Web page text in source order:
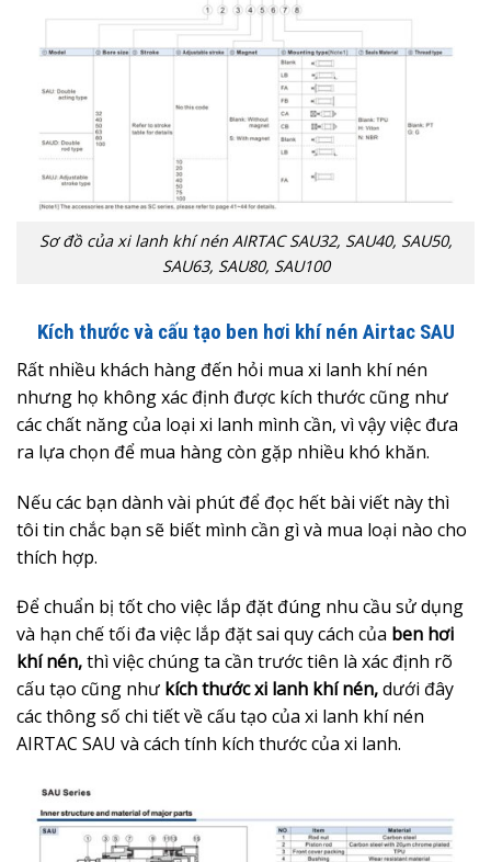
Sơ đồ của xi lanh khí nén AIRTAC SAU32, SAU40, SAU50,
SAU63, SAU80, SAU100
Kích thước và cấu tạo ben hơi khí nén Airtac SAU
Rất nhiều khách hàng đến hỏi mua xi lanh khí nén
nhưng họ không xác định được kích thước cũng như
các chất năng của loại xi lanh mình cần, vì vậy việc đưa
ra lựa chọn để mua hàng còn gặp nhiều khó khăn.
Nếu các bạn dành vài phút để đọc hết bài viết này thì
tôi tin chắc bạn sẽ biết mình cần gì và mua loại nào cho
thích hợp.
Để chuẩn bị tốt cho việc lắp đặt đúng nhu cầu sử dụng
và hạn chế tối đa việc lắp đặt sai quy cách của ben hơi
khí nén,thì việc chúng ta cần trước tiên là xác định rõ
cấu tạo cũng như kích thước xi lanh khí nén,dưới đây
các thông số chi tiết về cấu tạo của xi lanh khí nén
AIRTAC SAU và cách tính kích thước của xi lanh.